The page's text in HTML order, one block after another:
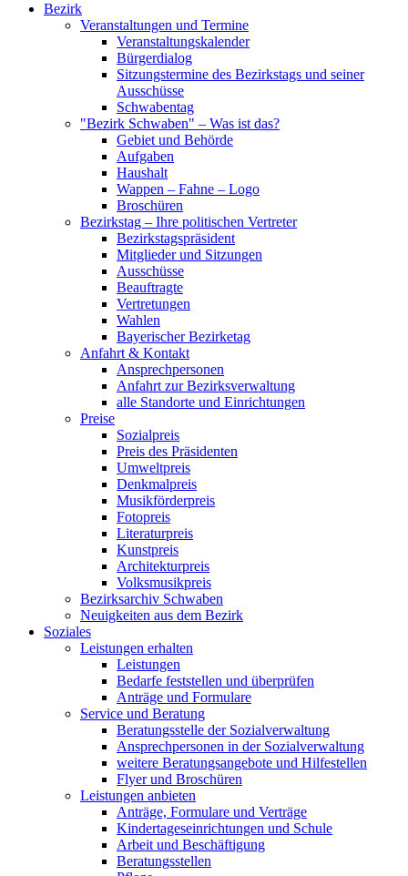
Bezirk
Veranstaltungen und Termine
Veranstaltungskalender
Bürgerdialog
Sitzungstermine des Bezirkstags und seiner
Ausschüsse
Schwabentag
"Bezirk Schwaben" – Was ist das?
Gebiet und Behörde
Aufgaben
Haushalt
Wappen – Fahne – Logo
Broschüren
Bezirkstag – Ihre politischen Vertreter
Bezirkstagspräsident
Mitglieder und Sitzungen
Ausschüsse
Beauftragte
Vertretungen
Wahlen
Bayerischer Bezirketag
Anfahrt & Kontakt
Ansprechpersonen
Anfahrt zur Bezirksverwaltung
alle Standorte und Einrichtungen
Preise
Sozialpreis
Preis des Präsidenten
Umweltpreis
Denkmalpreis
Musikförderpreis
Fotopreis
Literaturpreis
Kunstpreis
Architekturpreis
Volksmusikpreis
Bezirksarchiv Schwaben
Neuigkeiten aus dem Bezirk
Soziales
Leistungen erhalten
Leistungen
Bedarfe feststellen und überprüfen
Anträge und Formulare
Service und Beratung
Beratungsstelle der Sozialverwaltung
Ansprechpersonen in der Sozialverwaltung
weitere Beratungsangebote und Hilfestellen
Flyer und Broschüren
Leistungen anbieten
Anträge, Formulare und Verträge
Kindertageseinrichtungen und Schule
Arbeit und Beschäftigung
Beratungsstellen